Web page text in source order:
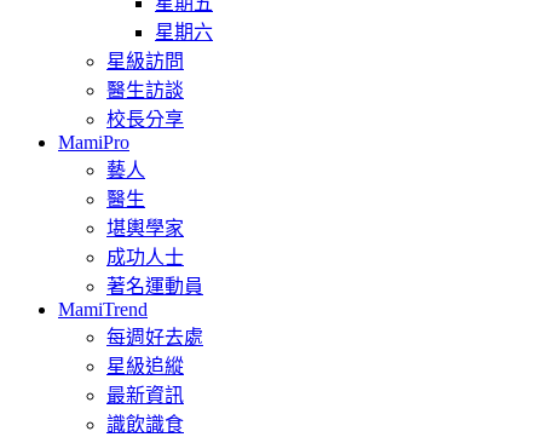
星期六
星級訪問
醫生訪談
校長分享
MamiPro
藝人
醫生
堪輿學家
成功人士
著名運動員
MamiTrend
每週好去處
星級追縱
最新資訊
識飲識食